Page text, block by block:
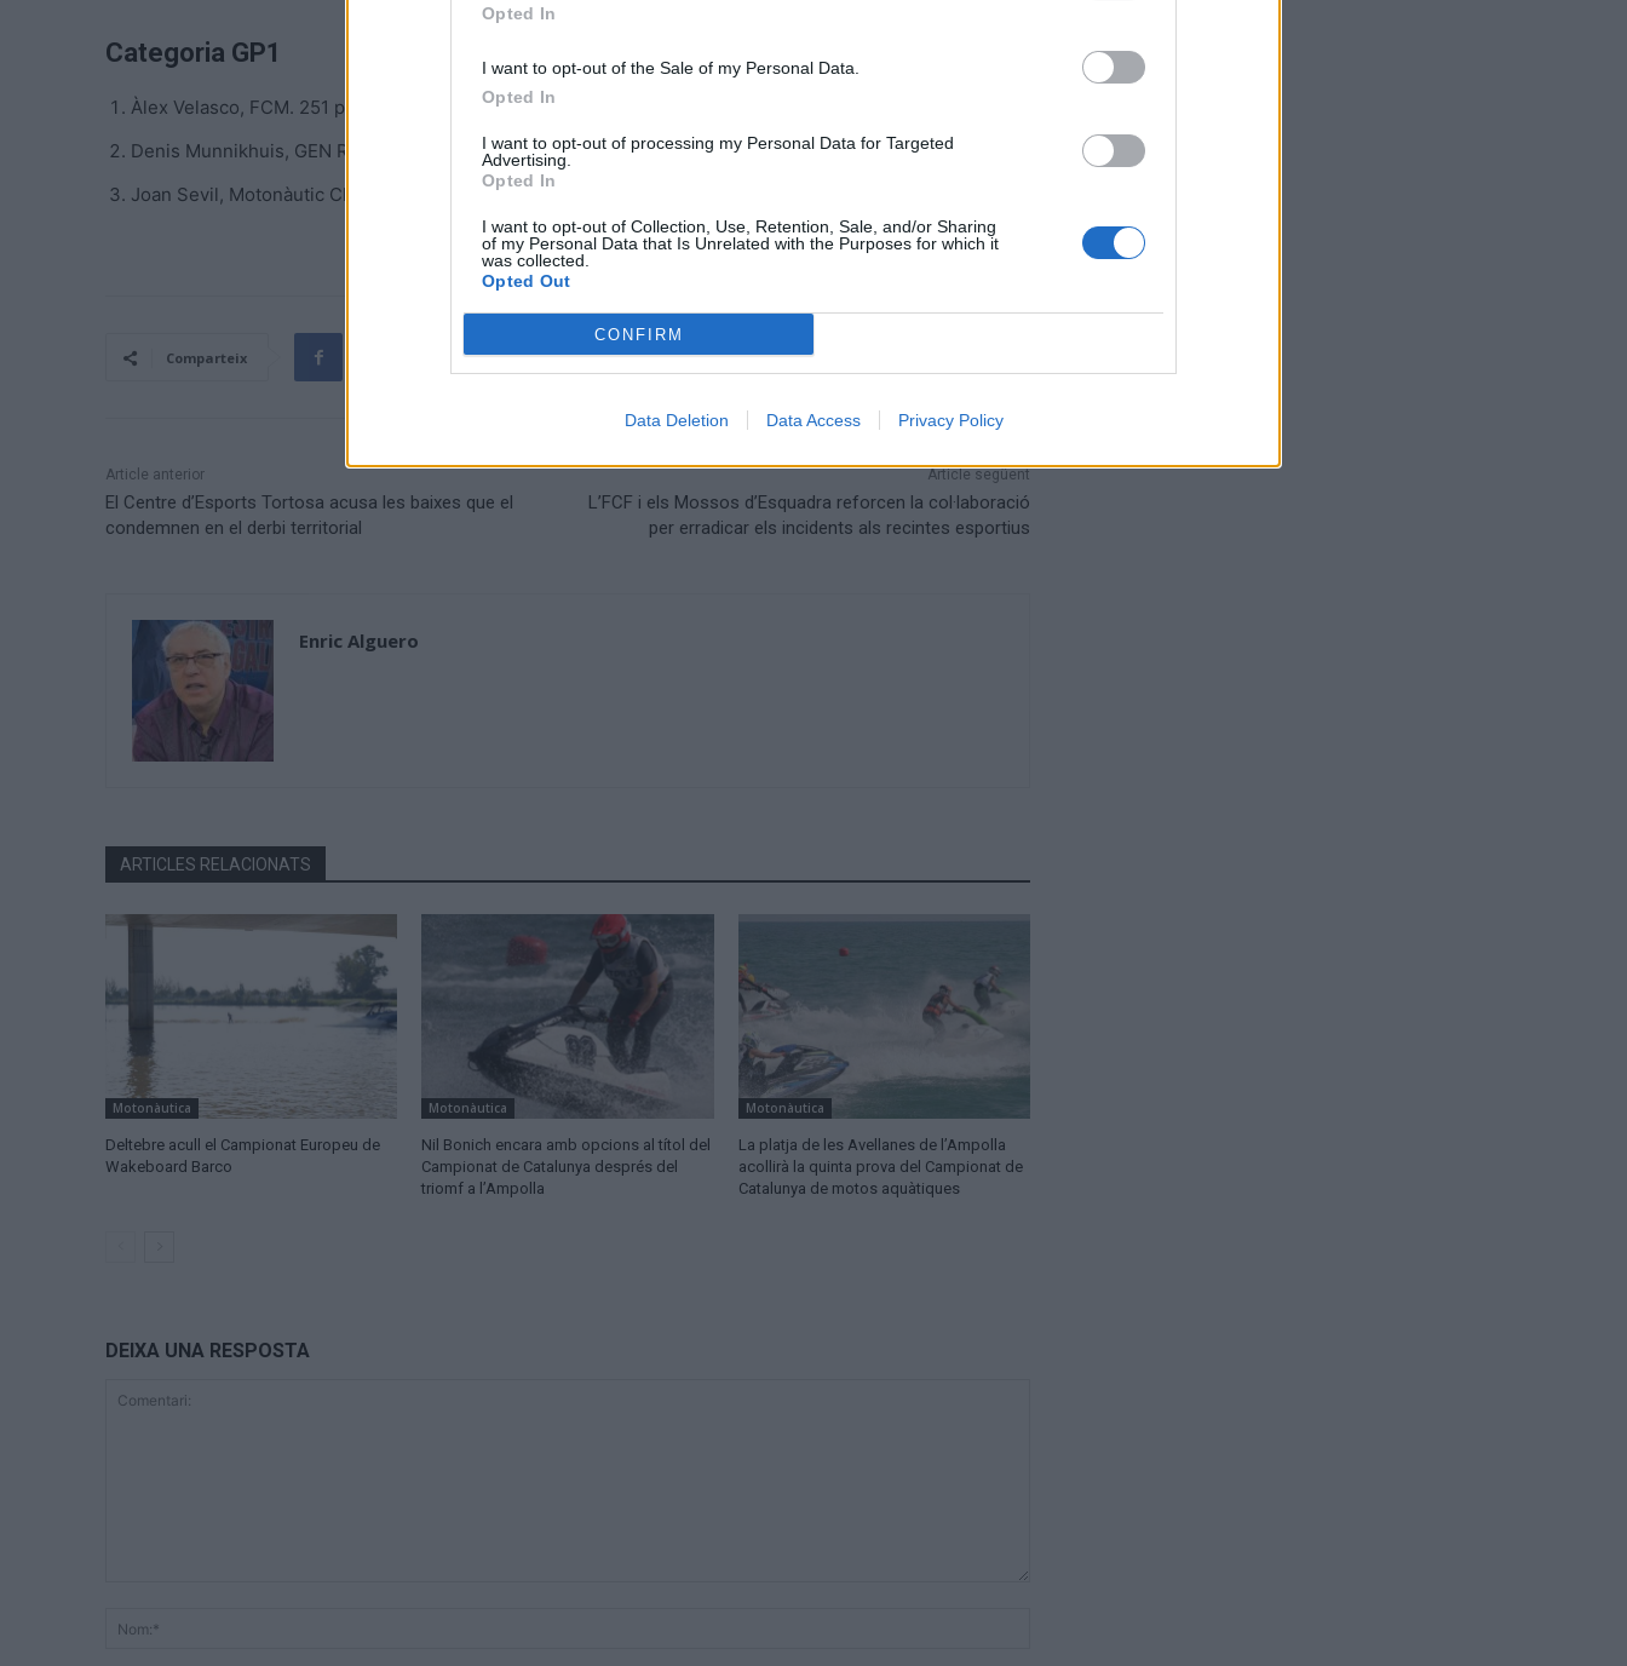
Opted In
I want to opt-out of the Sale of my Personal Data.
Opted In
I want to opt-out of processing my Personal Data for Targeted
Advertising.
Opted In
I want to opt-out of Collection, Use, Retention, Sale, and/or Sharing
of my Personal Data that Is Unrelated with the Purposes for which it
was collected.
Opted Out
CONFIRM
Data Deletion Data Access Privacy Policy
Categoria GP1
Àlex Velasco, FCM. 251 punts.
Denis Munnikhuis, GEN Roses. 201,5 punts.
Joan Sevil, Motonàutic Club Amposta. 188 punts.
Comparteix
Article anterior
El Centre d’Esports Tortosa acusa les baixes que el
condemnen en el derbi territorial
Article següent
L’FCF i els Mossos d’Esquadra reforcen la col·laboració
per erradicar els incidents als recintes esportius
Enric Alguero
ARTICLES RELACIONATS
Motonàutica
Deltebre acull el Campionat Europeu de
Wakeboard Barco
Motonàutica
Nil Bonich encara amb opcions al títol del
Campionat de Catalunya després del
triomf a l’Ampolla
Motonàutica
La platja de les Avellanes de l’Ampolla
acollirà la quinta prova del Campionat de
Catalunya de motos aquàtiques
DEIXA UNA RESPOSTA